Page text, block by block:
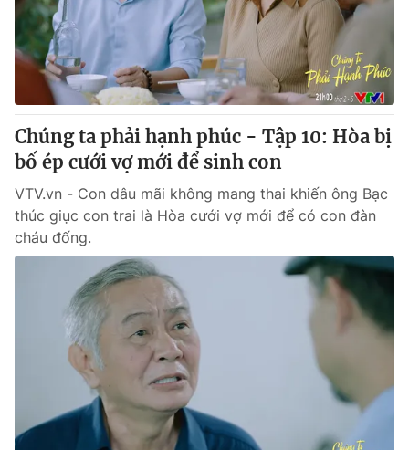
Sản phẩm
Thị trường
Tư vấn
Lịch phát sóng
Chuyên mục khác
Emagazine Podcast
Photo Infographic
Video
VTV Money
VTV Sức khoẻ
Thị trường 24h Tấm lòng Việt
Chúng ta phải hạnh phúc - Tập 10: Hòa bị
bố ép cưới vợ mới để sinh con
VTV.vn - Con dâu mãi không mang thai khiến ông Bạc
thúc giục con trai là Hòa cưới vợ mới để có con đàn
cháu đống.